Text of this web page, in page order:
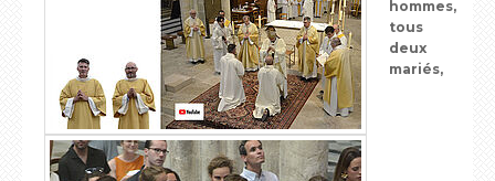
hommes,
tous
deux
mariés,